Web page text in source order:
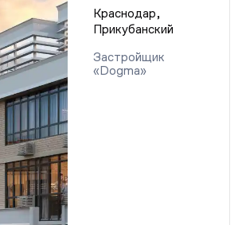
Краснодар,
Прикубанский
Застройщик
«Dogma»